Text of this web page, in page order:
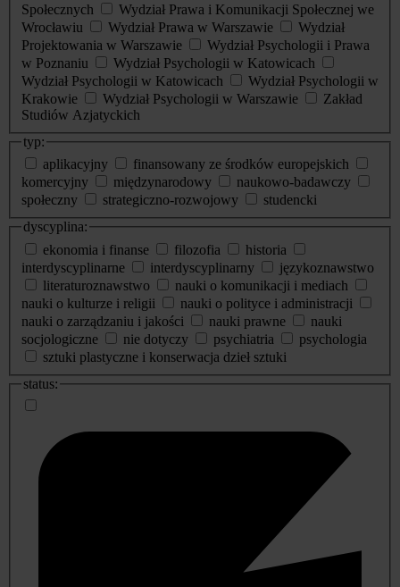
Społecznych
Wydział Prawa i Komunikacji Społecznej we
Wrocławiu
Wydział Prawa w Warszawie
Wydział
Projektowania w Warszawie
Wydział Psychologii i Prawa
w Poznaniu
Wydział Psychologii w Katowicach
Wydział Psychologii w Katowicach
Wydział Psychologii w
Krakowie
Wydział Psychologii w Warszawie
Zakład
Studiów Azjatyckich
typ:
aplikacyjny
finansowany ze środków europejskich
komercyjny
międzynarodowy
naukowo-badawczy
społeczny
strategiczno-rozwojowy
studencki
dyscyplina:
ekonomia i finanse
filozofia
historia
interdyscyplinarne
interdyscyplinarny
językoznawstwo
literaturoznawstwo
nauki o komunikacji i mediach
nauki o kulturze i religii
nauki o polityce i administracji
nauki o zarządzaniu i jakości
nauki prawne
nauki
socjologiczne
nie dotyczy psychiatria
psychologia
sztuki plastyczne i konserwacja dzieł sztuki
status: